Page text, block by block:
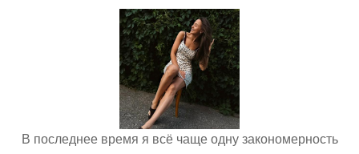
В последнее время я всё чаще одну закономерность